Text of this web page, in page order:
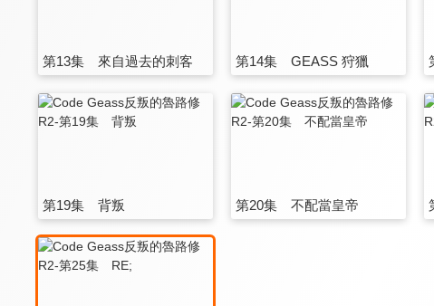
第13集 來自過去的刺客 第14集 GEASS 狩獵
第19集 背叛 第20集 不配當皇帝